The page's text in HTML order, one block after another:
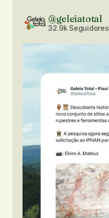
@geleiatotal
32.9k Seguidores